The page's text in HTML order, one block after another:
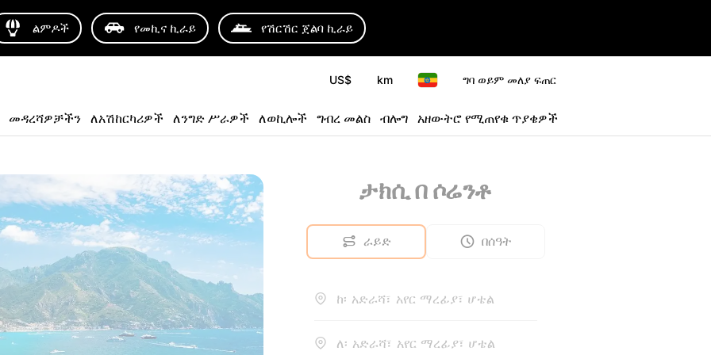
ልምዶች የመኪና ኪራይ የሽርሽር ጀልባ ኪራይ
US$ km ግባ ወይም መለያ ፍጠር
መዳረሻዎቻችን ለአሽከርካሪዎች ለንግድ ሥራዎች ለወኪሎች ግብረ መልስ ብሎግ አዘውትሮ የሚጠየቁ ጥያቄዎች
ታክሲ በ ሶሬንቶ
ራይድ በሰዓት
ከ፡ አድራሻ፣ አየር ማረፊያ፣ ሆቴል
ለ፡ አድራሻ፣ አየር ማረፊያ፣ ሆቴል